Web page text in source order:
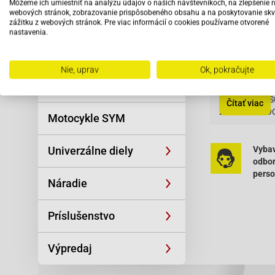
Reťaze
Motocykle SYM
Univerzálne diely
Náradie
Príslušenstvo
Výpredaj
Vhodné na:
AGM-GMX
AGM-GMX
Baja-BE500 50
Baja-Suncity
Baja-Suncity
Baotian-
Baotian-
Baotian-
Baotian-
Čítať viac
Môžeme ich umiestniť na analýzu údajov o našich návštevníkoch, na zlepšenie
webových stránok, zobrazovanie prispôsobeného obsahu a na poskytovanie
zážitku z webových stránok. Pre viac informácií o cookies používame otvorené
nastavenia.
Nie, uprav Ok, pokračujte